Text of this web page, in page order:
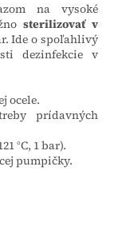
na vysoké
sterilizovať v
Ide o spoľahlivý
dezinfekcie v
ocele.
prídavných
°C, 1 bar).
pumpičky.